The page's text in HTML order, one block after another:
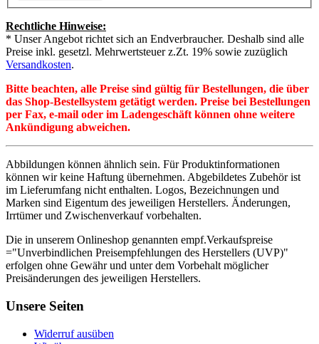
Rechtliche Hinweise:
* Unser Angebot richtet sich an Endverbraucher. Deshalb sind alle
Preise inkl. gesetzl. Mehrwertsteuer z.Zt. 19% sowie zuzüglich
Versandkosten.
Bitte beachten, alle Preise sind gültig für Bestellungen, die über
das Shop-Bestellsystem getätigt werden. Preise bei Bestellungen
per Fax, e-mail oder im Ladengeschäft können ohne weitere
Ankündigung abweichen.
Abbildungen können ähnlich sein. Für Produktinformationen
können wir keine Haftung übernehmen. Abgebildetes Zubehör ist
im Lieferumfang nicht enthalten. Logos, Bezeichnungen und
Marken sind Eigentum des jeweiligen Herstellers. Änderungen,
Irrtümer und Zwischenverkauf vorbehalten.
Die in unserem Onlineshop genannten empf.Verkaufspreise
="Unverbindlichen Preisempfehlungen des Herstellers (UVP)"
erfolgen ohne Gewähr und unter dem Vorbehalt möglicher
Preisänderungen des jeweiligen Herstellers.
Unsere Seiten
Widerruf ausüben